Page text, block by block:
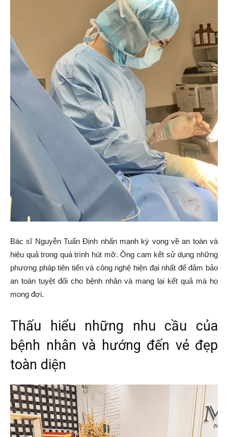
Bác sĩ Nguyễn Tuấn Định nhấn mạnh kỳ vọng về an toàn và
hiệu quả trong quá trình hút mỡ. Ông cam kết sử dụng những
phương pháp tiên tiến và công nghệ hiện đại nhất để đảm bảo
an toàn tuyệt đối cho bệnh nhân và mang lại kết quả mà họ
mong đợi.
Thấu hiểu những nhu cầu của
bệnh nhân và hướng đến vẻ đẹp
toàn diện